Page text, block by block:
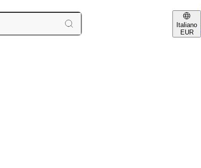
Italiano
EUR